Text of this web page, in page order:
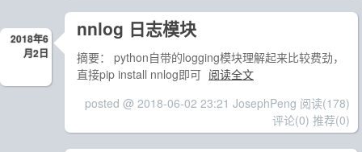
2018年6
月2日
nnlog 日志模块
摘要： python自带的logging模块理解起来比较费劲，
直接pip install nnlog即可 阅读全文
posted @ 2018-06-02 23:21 JosephPeng 阅读(178)
评论(0) 推荐(0)